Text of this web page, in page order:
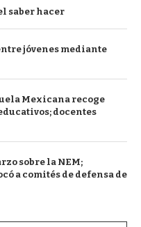
saber hacer
jóvenes mediante
Mexicana recoge
docentes
sobre la NEM;
a comités de defensa de